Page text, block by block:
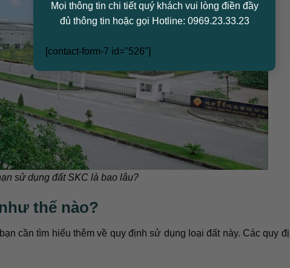
Mọi thông tin chi tiết quý khách vui lòng điền đầy
đủ thông tin hoặc gọi Hotline: 0969.23.33.23
[contact-form-7 id="526"]
sử dụng đất SKC là bao lâu?
thế nào?
cần tìm hiểu thêm về quy định sử dụng loại đất này. Các quy